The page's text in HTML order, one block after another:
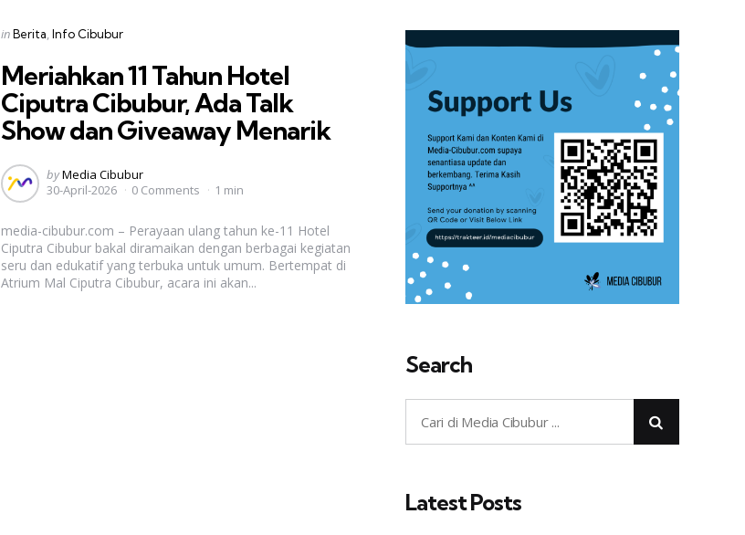
Categories
Posted
inBerita Info Cibubur
Meriahkan 11 Tahun Hotel
Ciputra Cibubur, Ada Talk
Show dan Giveaway Menarik
Posted
by
byMedia Cibubur
30-April-2026
0 Comments 1 min
media-cibubur.com – Perayaan ulang tahun ke-11 Hotel
Ciputra Cibubur bakal diramaikan dengan berbagai kegiatan
seru dan edukatif yang terbuka untuk umum. Bertempat di
Atrium Mal Ciputra Cibubur, acara ini akan...
Search
Latest Posts